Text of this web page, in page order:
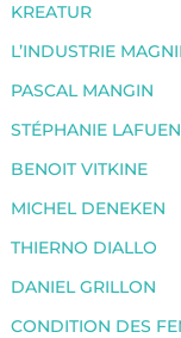
KREATUR
L’INDUSTRIE
PASCAL MANGIN
STÉPHANIE
BENOIT VITKINE
MICHEL DENEKEN
THIERNO DIALLO
DANIEL GRILLON
CONDITION DES